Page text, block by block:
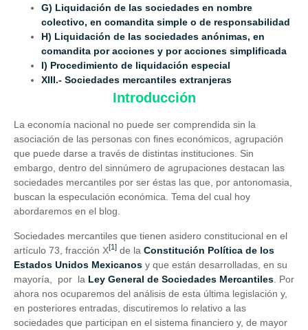
G) Liquidación de las sociedades en nombre
colectivo, en comandita simple o de responsabilidad
H) Liquidación de las sociedades anónimas, en
comandita por acciones y por acciones simplificada
I) Procedimiento de liquidación especial
XIII.- Sociedades mercantiles extranjeras
Introducción
La economía nacional no puede ser comprendida sin la
asociación de las personas con fines económicos, agrupación
que puede darse a través de distintas instituciones. Sin
embargo, dentro del sinnúmero de agrupaciones destacan las
sociedades mercantiles por ser éstas las que, por antonomasia,
buscan la especulación económica. Tema del cual hoy
abordaremos en el blog.
Sociedades mercantiles que tienen asidero constitucional en el
artículo 73, fracción X[1] de la Constitución Política de los
Estados Unidos Mexicanos y que están desarrolladas, en su
mayoría, por la Ley General de Sociedades Mercantiles . Por
ahora nos ocuparemos del análisis de esta última legislación y,
en posteriores entradas, discutiremos lo relativo a las
sociedades que participan en el sistema financiero y, de mayor